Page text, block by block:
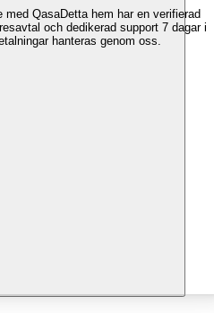
med QasaDetta hem har en verifierad
och dedikerad support 7 dagar i
hanteras genom oss.